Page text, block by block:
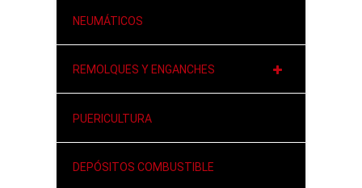
NEUMÁTICOS
REMOLQUES Y ENGANCHES
PUERICULTURA
DEPÓSITOS COMBUSTIBLE